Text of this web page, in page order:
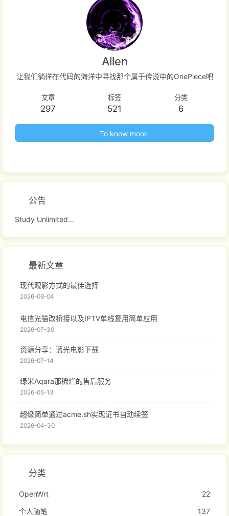
Allen
让我们徜徉在代码的海洋中寻找那个属于传说中的OnePiece吧
文章
297
标签
521
分类
6
To know more
公告
Study Unlimited...
最新文章
现代观影方式的最佳选择
2026-08-04
电信光猫改桥接以及IPTV单线复用简单应用
2026-07-30
资源分享：蓝光电影下载
2026-07-14
绿米Aqara那稀烂的售后服务
2026-05-13
超级简单通过acme.sh实现证书自动续签
2026-04-30
分类
OpenWrt
22
个人随笔
137